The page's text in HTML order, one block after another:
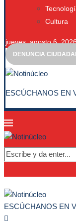
Cultura
jueves, agosto 6,
DENUNCIA
ESCÚCHANOS EN
ESCÚCHANOS EN